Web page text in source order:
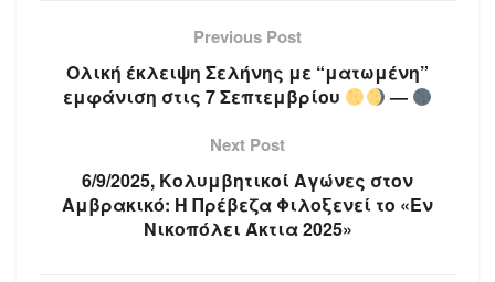
Previous Post
Ολική έκλειψη Σελήνης με “ματωμένη”
εμφάνιση στις 7 Σεπτεμβρίου
—
Next Post
6/9/2025, Κολυμβητικοί Αγώνες στον
Αμβρακικό: Η Πρέβεζα Φιλοξενεί το «Εν
Νικοπόλει Άκτια 2025»